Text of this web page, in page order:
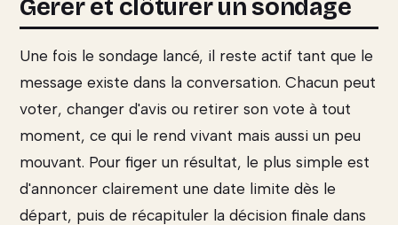
Gérer et clôturer un sondage
Une fois le sondage lancé, il reste actif tant que le
message existe dans la conversation. Chacun peut
voter, changer d'avis ou retirer son vote à tout
moment, ce qui le rend vivant mais aussi un peu
mouvant. Pour figer un résultat, le plus simple est
d'annoncer clairement une date limite dès le
départ, puis de récapituler la décision finale dans